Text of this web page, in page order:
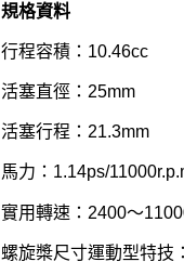
規格資料
行程容積： 10.46cc
活塞直徑： 25mm
活塞行程： 21.3mm
馬力： 1.14ps/
實用轉速： 2400～
螺旋槳尺寸運動型特技：